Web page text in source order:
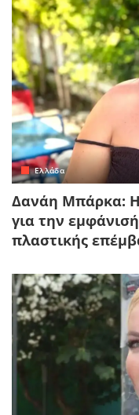
Ελλάδα
Δανάη Μπάρκα: Η
για την
πλαστικής